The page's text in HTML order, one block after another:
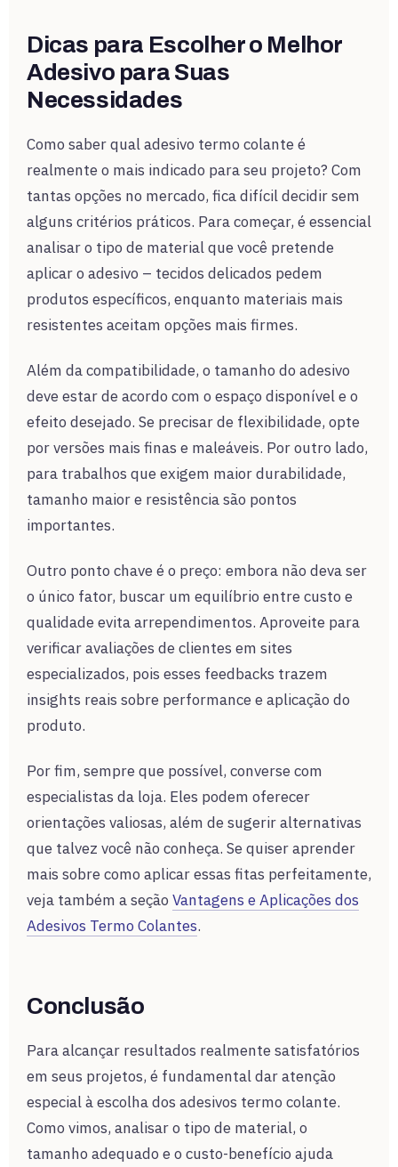
Dicas para Escolher o Melhor
Adesivo para Suas
Necessidades
Como saber qual adesivo termo colante é
realmente o mais indicado para seu projeto? Com
tantas opções no mercado, fica difícil decidir sem
alguns critérios práticos. Para começar, é essencial
analisar o tipo de material que você pretende
aplicar o adesivo – tecidos delicados pedem
produtos específicos, enquanto materiais mais
resistentes aceitam opções mais firmes.
Além da compatibilidade, o tamanho do adesivo
deve estar de acordo com o espaço disponível e o
efeito desejado. Se precisar de flexibilidade, opte
por versões mais finas e maleáveis. Por outro lado,
para trabalhos que exigem maior durabilidade,
tamanho maior e resistência são pontos
importantes.
Outro ponto chave é o preço: embora não deva ser
o único fator, buscar um equilíbrio entre custo e
qualidade evita arrependimentos. Aproveite para
verificar avaliações de clientes em sites
especializados, pois esses feedbacks trazem
insights reais sobre performance e aplicação do
produto.
Por fim, sempre que possível, converse com
especialistas da loja. Eles podem oferecer
orientações valiosas, além de sugerir alternativas
que talvez você não conheça. Se quiser aprender
mais sobre como aplicar essas fitas perfeitamente,
veja também a seção Vantagens e Aplicações dos
Adesivos Termo Colantes.
Conclusão
Para alcançar resultados realmente satisfatórios
em seus projetos, é fundamental dar atenção
especial à escolha dos adesivos termo colante.
Como vimos, analisar o tipo de material, o
tamanho adequado e o custo-benefício ajuda